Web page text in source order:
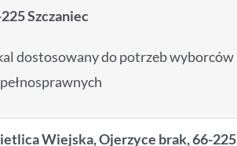
Szczaniec
dostosowany do potrzeb wyborców
Wiejska, Ojerzyce brak, 66-225